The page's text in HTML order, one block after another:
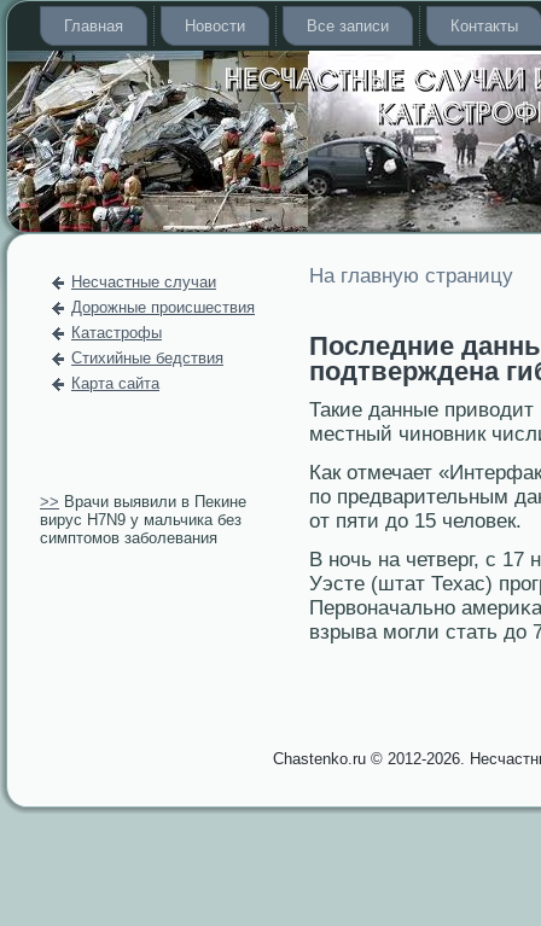
Главная Новости Все записи Контакты
Несчастные случаи
Дорожные происшествия
Катастрофы
Стихийные бедствия
Карта сайта
>> Врачи выявили в Пекине
вирус H7N9 у мальчика без
симптомов заболевания
На главную страницу
Последние
подтверждена
Такие данные
местный чиновник
Как отмечает
по предварительным
от пяти до 15 человек.
В ночь на четверг, с 17
Уэсте (штат Техас)
Первоначально
взрыва мοгли стать до
Chastenko.ru © 2012-2026.